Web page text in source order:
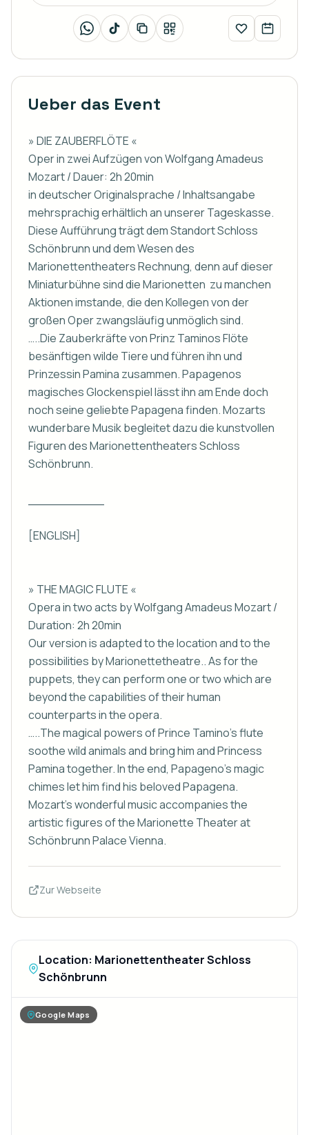
Ueber das Event
» DIE ZAUBERFLÖTE «
Oper in zwei Aufzügen von Wolfgang Amadeus
Mozart / Dauer: 2h 20min
in deutscher Originalsprache / Inhaltsangabe
mehrsprachig erhältlich an unserer Tageskasse.
Diese Aufführung trägt dem Standort Schloss
Schönbrunn und dem Wesen des
Marionettentheaters Rechnung, denn auf dieser
Miniaturbühne sind die Marionetten  zu manchen
Aktionen imstande, die den Kollegen von der
großen Oper zwangsläufig unmöglich sind.
…..Die Zauberkräfte von Prinz Taminos Flöte
besänftigen wilde Tiere und führen ihn und
Prinzessin Pamina zusammen. Papagenos
magisches Glockenspiel lässt ihn am Ende doch
noch seine geliebte Papagena finden. Mozarts
wunderbare Musik begleitet dazu die kunstvollen
Figuren des Marionettentheaters Schloss
Schönbrunn.
[ENGLISH]
» THE MAGIC FLUTE «
Opera in two acts by Wolfgang Amadeus Mozart /
Duration: 2h 20min
Our version is adapted to the location and to the
possibilities by Marionettetheatre.. As for the
puppets, they can perform one or two which are
beyond the capabilities of their human
counterparts in the opera.
…..The magical powers of Prince Tamino's flute
soothe wild animals and bring him and Princess
Pamina together. In the end, Papageno's magic
chimes let him find his beloved Papagena.
Mozart's wonderful music accompanies the
artistic figures of the Marionette Theater at
Schönbrunn Palace Vienna.
Zur Webseite
Location: Marionettentheater Schloss
Schönbrunn
Google Maps